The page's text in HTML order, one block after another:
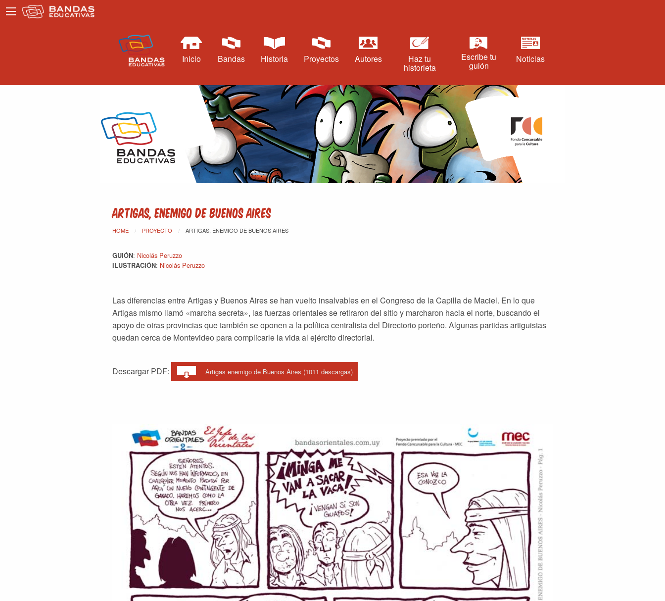
Inicio Bandas Historia Proyectos Autores Haz tu
historieta
Escribe tu
guión
Noticias
Artigas, enemigo de Buenos Aires
HOME PROYECTO ARTIGAS, ENEMIGO DE BUENOS AIRES
GUIÓN: Nicolás Peruzzo
ILUSTRACIÓN: Nicolás Peruzzo
Las diferencias entre Artigas y Buenos Aires se han vuelto insalvables en el Congreso de la Capilla de Maciel. En lo que
Artigas mismo llamó «marcha secreta», las fuerzas orientales se retiraron del sitio y marcharon hacia el norte, buscando el
apoyo de otras provincias que también se oponen a la política centralista del Directorio porteño. Algunas partidas artiguistas
quedan cerca de Montevideo para complicarle la vida al ejército directorial.
Descargar PDF: Artigas enemigo de Buenos Aires (1011 descargas)